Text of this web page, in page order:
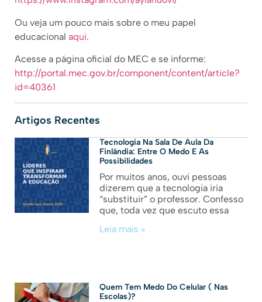
Ou veja um pouco mais sobre o meu papel
educacional aqui.
Acesse a página oficial do MEC e se informe:
http://portal.mec.gov.br/component/content/article?
id=40361
Artigos Recentes
Tecnologia Na Sala De Aula Da
Finlândia: Entre O Medo E As
Possibilidades
Por muitos anos, ouvi pessoas
dizerem que a tecnologia iria
“substituir” o professor. Confesso
que, toda vez que escuto essa
Leia mais »
Quem Tem Medo Do Celular ( Nas
Escolas)?